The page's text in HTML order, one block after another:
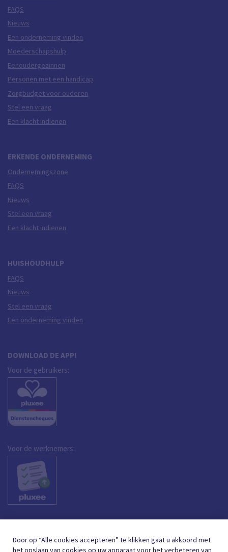
FAQS
Nieuws
Een onderneming vinden
Moederschapshulp
Eenoudergezinnen
Personen met een handicap
Zorgbudget voor ouderen
Stel een vraag
Een klacht indienen
ERKENDE ONDERNEMING
Ondernemingszone
FAQS
Nieuws
Stel een vraag
Een klacht indienen
HUISHOUDHULP
FAQS
Nieuws
Stel een vraag
Een onderneming vinden
DOWNLOAD DE APP!
Voor de gebruikers:
Voor de werknemers:
Door op “Alle cookies accepteren” te klikken gaat u akkoord met
het opslaan van cookies op uw apparaat voor het verbeteren van